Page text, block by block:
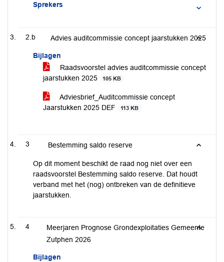
Sprekers
2.b Advies auditcommissie concept jaarstukken 2025
Bijlagen
Raadsvoorstel advies auditcommissie concept
jaarstukken 2025
105 KB
Adviesbrief_Auditcommissie concept
Jaarstukken 2025 DEF
113 KB
3 Bestemming saldo reserve
Op dit moment beschikt de raad nog niet over een
raadsvoorstel Bestemming saldo reserve. Dat houdt
verband met het (nog) ontbreken van de definitieve
jaarstukken.
4
Meerjaren Prognose Grondexploitaties Gemeente
Zutphen 2026
Bijlagen